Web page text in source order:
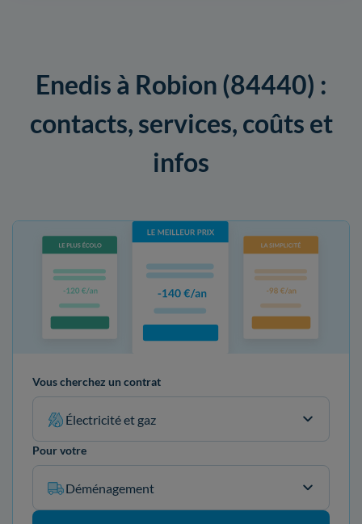
Enedis à Robion (84440) :
contacts, services, coûts et
infos
Vous cherchez un contrat
Électricité et gaz
Pour votre
Déménagement